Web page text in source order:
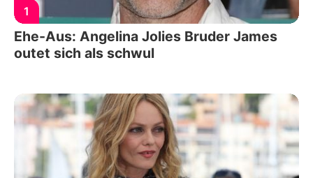
1
Ehe-Aus: Angelina Jolies Bruder James
outet sich als schwul